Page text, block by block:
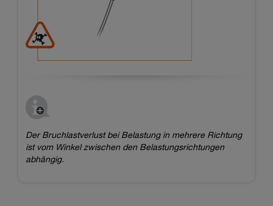
Der Bruchlastverlust bei Belastung in mehrere Richtung
ist vom Winkel zwischen den Belastungsrichtungen
abhängig.